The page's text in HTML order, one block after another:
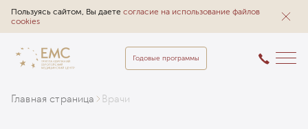
Пользуясь сайтом, Вы даете согласие на использование файлов
cookies
Годовые программы
Главная страница Врачи